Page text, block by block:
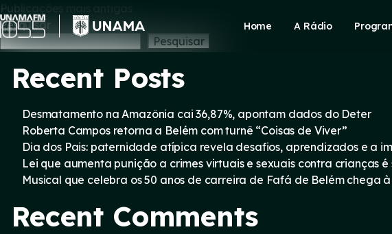
Skip
to
content
Home A Rádio
Navegação
por
posts
Publicações mais antigas
Pesquisar
Pesquisar
Recent Posts
Desmatamento na Amazônia cai 36,87%, apontam dados do Deter
Roberta Campos retorna a Belém com turnê “Coisas de Viver”
Dia dos Pais: paternidade atípica revela desafios, aprendizados e a
Lei que aumenta punição a crimes virtuais e sexuais contra crianças
Musical que celebra os 50 anos de carreira de Fafá de Belém chega
Recent Comments